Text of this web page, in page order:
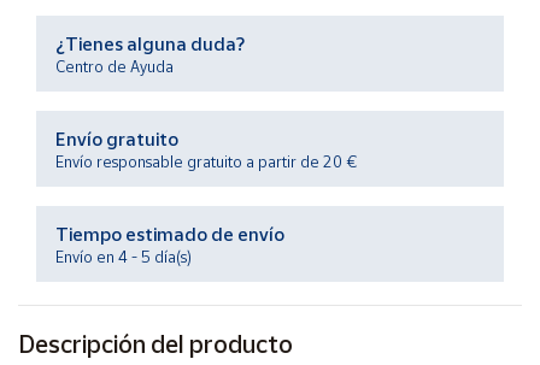
Productos
Solidarios
Ayuda
Centro
Contacto
Vendedores
¿Tienes alguna duda?
Centro de Ayuda
Envío gratuito
Envío responsable gratuito a partir de 20 €
Tiempo estimado de envío
Envío en 4 - 5 día(s)
Descripción del producto